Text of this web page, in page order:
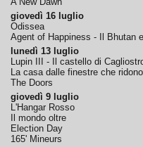
giovedì 16 luglio
Odissea
Agent of Happiness - Il Bhutan
lunedì 13 luglio
Lupin III - Il castello di
La casa dalle finestre che ridono
The Doors
giovedì 9 luglio
L'Hangar Rosso
Il mondo oltre
Election Day
165' Mineurs